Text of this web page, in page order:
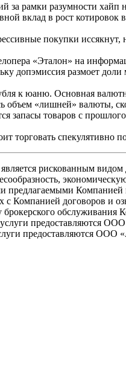
за рамки разумности хайп
вклад в рост котировок
покупки
«Эталон» на
допэмиссия размоет
к юаню. Основная
объем «лишней» валюты,
запасы товаров с
торговать спекулятивно
рискованным
предлагаемыми Компанией
с Компанией договоров и
обслуживания
услуги
предоставляются